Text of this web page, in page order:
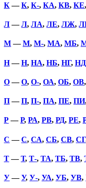
К—К, К-, КА, КВ, КЕ,
Л—Л, ЛА, ЛЕ, ЛЖ,
М—М, М-, МА, МБ,
Н—Н, НА, НБ, НГ, НД
О—О, О-, ОА, ОБ, ОВ,
П—П, П-, ПА, ПЕ, ПИ
Р—Р, РА, РВ, РД, РЕ,
С —С, СА, СБ, СВ, СГ
Т—Т, Т-, ТА, ТБ, ТВ,
У—У, У-, УА, УБ, УВ,